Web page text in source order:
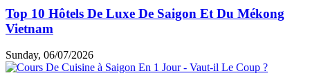
Que Faire À Ho Chi Minh Ville ? Visiter Les Tunnels
De Cu Chi